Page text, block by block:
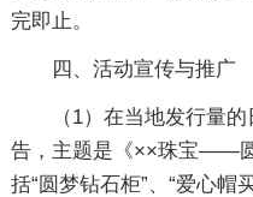
完即止。
四、活动宣传与推广
（1）在当地发行量
告，主题是《××珠宝——
括“圆梦钻石柜”、“爱心帽